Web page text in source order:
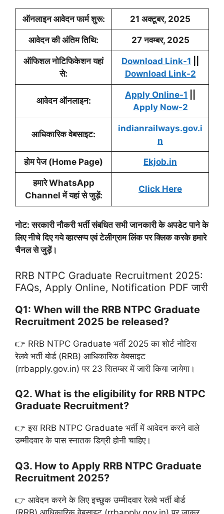
ऑनलाइन आवेदन फार्म शुरू: 21 अक्टूबर, 2025
आवेदन की अंतिम तिथि: 27 नवम्बर, 2025
ऑफिशल नोटिफिकेशन यहां
से:
Download Link-1
Download Link-2
आवेदन ऑनलाइन:
Apply Online-1
Apply Now-2
आधिकारिक वेबसाइट:
indianrailways.gov.i
n
होम पेज (Home Page) Ekjob.in
हमारे WhatsApp
Channel में यहां से जुड़ें:
Click Here
नोट: सरकारी नौकरी भर्ती संबधित सभी जानकारी के अपडेट पाने के
लिए नीचे दिए गये व्हात्सप्प एवं टेलीग्राम लिंक पर क्लिक करके हमारे
चैनल से जुड़ें।
RRB NTPC Graduate Recruitment 2025:
FAQs, Apply Online, Notification PDF जारी
Q1: When will the RRB NTPC Graduate
Recruitment 2025 be released?
👉 RRB NTPC Graduate भर्ती 2025 का शोर्ट नोटिस
रेलवे भर्ती बोर्ड (RRB) आधिकारिक वेबसाइट
(rrbapply.gov.in) पर 23 सितम्बर में जारी किया जायेगा।
Q2. What is the eligibility for RRB NTPC
Graduate Recruitment?
👉 इस RRB NTPC Graduate भर्ती में आवेदन करने वाले
उम्मीदवार के पास स्नातक डिग्री होनी चाहिए।
Q3. How to Apply RRB NTPC Graduate
Recruitment 2025?
👉 आवेदन करने के लिए इच्छुक उम्मीदवार रेलवे भर्ती बोर्ड